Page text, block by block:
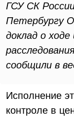
ГСУ СК
Петербургу
доклад о
сообщили в
Исполнение
контроле в